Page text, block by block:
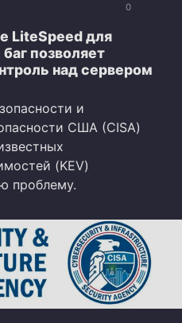
0
LiteSpeed для
позволяет
над сервером
и
США (CISA)
(KEV)
проблему.